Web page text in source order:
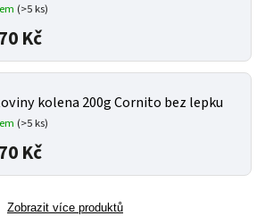
(>5 ks)
Kč
kolena 200g Cornito bez lepku
(>5 ks)
Kč
Zobrazit více produktů